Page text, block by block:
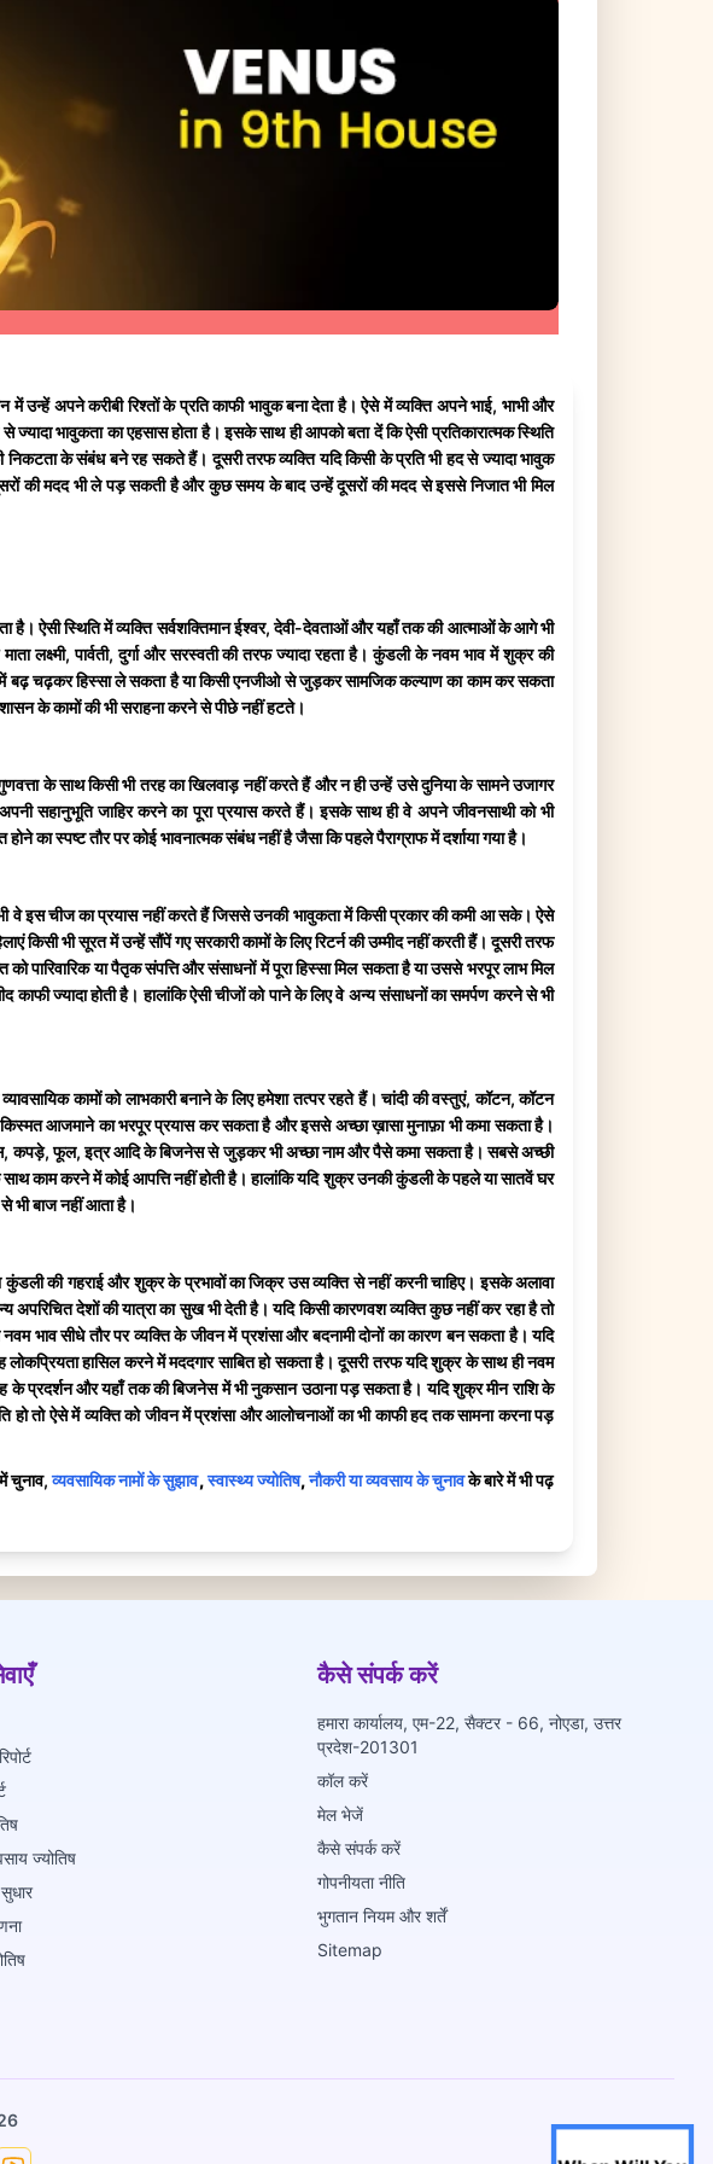
में उन्हें अपने करीबी रिश्तों के प्रति काफी भावुक बना देता है। ऐसे में व्यक्ति अपने भाई, भाभी और
भावुकता का एहसास होता है। इसके साथ ही आपको बता दें कि ऐसी प्रतिकारात्मक स्थिति
निकटता के संबंध बने रह सकते हैं। दूसरी तरफ व्यक्ति यदि किसी के प्रति भी हद से ज्यादा भावुक
की मदद भी ले पड़ सकती है और कुछ समय के बाद उन्हें दूसरों की मदद से इससे निजात भी मिल
है। ऐसी स्थिति में व्यक्ति सर्वशक्तिमान ईश्वर, देवी-देवताओं और यहाँ तक की आत्माओं के आगे भी
लक्ष्मी, पार्वती, दुर्गा और सरस्वती की तरफ ज्यादा रहता है। कुंडली के नवम भाव में शुक्र की
बढ़ चढ़कर हिस्सा ले सकता है या किसी एनजीओ से जुड़कर सामजिक कल्याण का काम कर सकता
के कामों की भी सराहना करने से पीछे नहीं हटते।
के साथ किसी भी तरह का खिलवाड़ नहीं करते हैं और न ही उन्हें उसे दुनिया के सामने उजागर
सहानुभूति जाहिर करने का पूरा प्रयास करते हैं। इसके साथ ही वे अपने जीवनसाथी को भी
का स्पष्ट तौर पर कोई भावनात्मक संबंध नहीं है जैसा कि पहले पैराग्राफ में दर्शाया गया है।
वे इस चीज का प्रयास नहीं करते हैं जिससे उनकी भावुकता में किसी प्रकार की कमी आ सके। ऐसे
भी सूरत में उन्हें सौंपें गए सरकारी कामों के लिए रिटर्न की उम्मीद नहीं करती हैं। दूसरी तरफ
को पारिवारिक या पैतृक संपत्ति और संसाधनों में पूरा हिस्सा मिल सकता है या उससे भरपूर लाभ मिल
ज्यादा होती है। हालांकि ऐसी चीजों को पाने के लिए वे अन्य संसाधनों का समर्पण करने से भी
कामों को लाभकारी बनाने के लिए हमेशा तत्पर रहते हैं। चांदी की वस्तुएं, कॉटन, कॉटन
आजमाने का भरपूर प्रयास कर सकता है और इससे अच्छा ख़ासा मुनाफ़ा भी कमा सकता है।
कपड़े, फूल, इत्र आदि के बिजनेस से जुड़कर भी अच्छा नाम और पैसे कमा सकता है। सबसे अच्छी
काम करने में कोई आपत्ति नहीं होती है। हालांकि यदि शुक्र उनकी कुंडली के पहले या सातवें घर
भी बाज नहीं आता है।
की गहराई और शुक्र के प्रभावों का जिक्र उस व्यक्ति से नहीं करनी चाहिए। इसके अलावा
देशों की यात्रा का सुख भी देती है। यदि किसी कारणवश व्यक्ति कुछ नहीं कर रहा है तो
भाव सीधे तौर पर व्यक्ति के जीवन में प्रशंसा और बदनामी दोनों का कारण बन सकता है। यदि
लोकप्रियता हासिल करने में मददगार साबित हो सकता है। दूसरी तरफ यदि शुक्र के साथ ही नवम
के प्रदर्शन और यहाँ तक की बिजनेस में भी नुकसान उठाना पड़ सकता है। यदि शुक्र मीन राशि के
हो तो ऐसे में व्यक्ति को जीवन में प्रशंसा और आलोचनाओं का भी काफी हद तक सामना करना पड़
चुनाव,व्यवसायिक नामों के सुझाव,स्वास्थ्य ज्योतिष,नौकरी या व्यवसाय के चुनावके बारे में भी पढ़
ज्योतिष
कैसे संपर्क करें
हमारा कार्यालय, एम-22, सैक्टर - 66, नोएडा, उत्तर
प्रदेश-201301
कॉल करें
मेल भेजें
कैसे संपर्क करें
गोपनीयता नीति
भुगतान नियम और शर्तें
Sitemap